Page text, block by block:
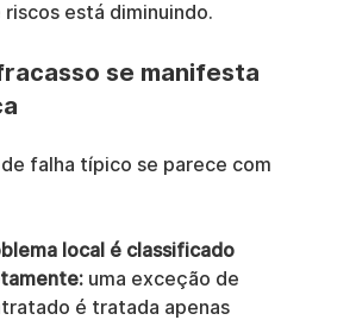
está diminuindo.
se manifesta
falha típico se parece com
local é classificado
uma exceção de
é tratada apenas